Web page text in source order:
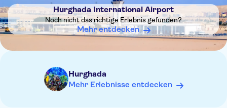
Wenn Ihre Staatsangehörigkeit deutsch, französisch, belgisch,
portugiesisch oder italienisch ist, können Sie mit Ihrem
Personalausweis und einem aktuellen Foto einreisen.
Der Preis gilt pro Reisepass (Erwachsener, Kind oder
Kleinkind)
Hurghada International Airport
Noch nicht das richtige Erlebnis gefunden?
Mehr entdecken
Hurghada
Mehr Erlebnisse entdecken